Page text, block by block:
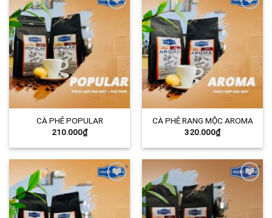
CÀ PHÊ POPULAR
210.000₫
CÀ PHÊ RANG MỘC AROMA
320.000₫